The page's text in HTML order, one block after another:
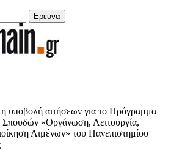
η υποβολή αιτήσεων για το Πρόγραμμα
«Οργάνωση, Λειτουργία,
Λιμένων» του Πανεπιστημίου